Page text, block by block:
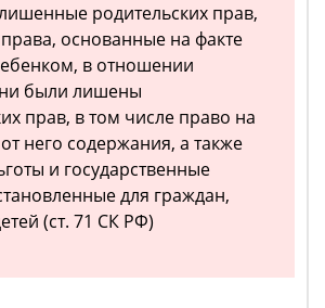
родительских прав,
основанные на факте
в отношении
были лишены
прав, в том числе право на
него содержания, а также
и государственные
для граждан,
(ст. 71 СК РФ)